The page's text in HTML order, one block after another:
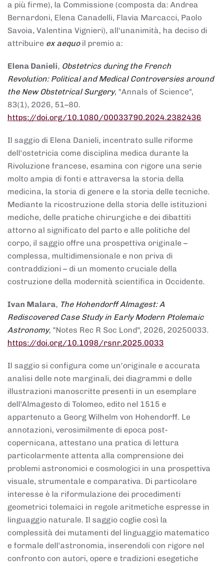
a più firme), la Commissione (composta da: Andrea
Bernardoni, Elena Canadelli, Flavia Marcacci, Paolo
Savoia, Valentina Vignieri), all'unanimità, ha deciso di
attribuire ex aequoil premio a:
Elena Danieli, Obstetrics during the French
Revolution: Political and Medical Controversies around
the New Obstetrical Surgery, "Annals of Science",
83(1), 2026, 51–80.
https://doi.org/10.1080/00033790.2024.2382436
Il saggio di Elena Danieli, incentrato sulle riforme
dell'ostetricia come disciplina medica durante la
Rivoluzione francese, esamina con rigore una serie
molto ampia di fonti e attraversa la storia della
medicina, la storia di genere e la storia delle tecniche.
Mediante la ricostruzione della storia delle istituzioni
mediche, delle pratiche chirurgiche e dei dibattiti
attorno al significato del parto e alle politiche del
corpo, il saggio offre una prospettiva originale –
complessa, multidimensionale e non priva di
contraddizioni – di un momento cruciale della
costruzione della modernità scientifica in Occidente.
Ivan Malara, The Hohendorff Almagest: A
Rediscovered Case Study in Early Modern Ptolemaic
Astronomy, "Notes Rec R Soc Lond", 2026, 20250033.
https://doi.org/10.1098/rsnr.2025.0033
Il saggio si configura come un'originale e accurata
analisi delle note marginali, dei diagrammi e delle
illustrazioni manoscritte presenti in un esemplare
dell'Almagesto di Tolomeo, edito nel 1515 e
appartenuto a Georg Wilhelm von Hohendorff. Le
annotazioni, verosimilmente di epoca post-
copernicana, attestano una pratica di lettura
particolarmente attenta alla comprensione dei
problemi astronomici e cosmologici in una prospettiva
visuale, strumentale e comparativa. Di particolare
interesse è la riformulazione dei procedimenti
geometrici tolemaici in regole aritmetiche espresse in
linguaggio naturale. Il saggio coglie così la
complessità dei mutamenti del linguaggio matematico
e formale dell'astronomia, inserendoli con rigore nel
confronto con autori, opere e tradizioni esegetiche